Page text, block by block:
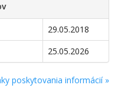
29.05.2018
25.05.2026
poskytovania informácií »